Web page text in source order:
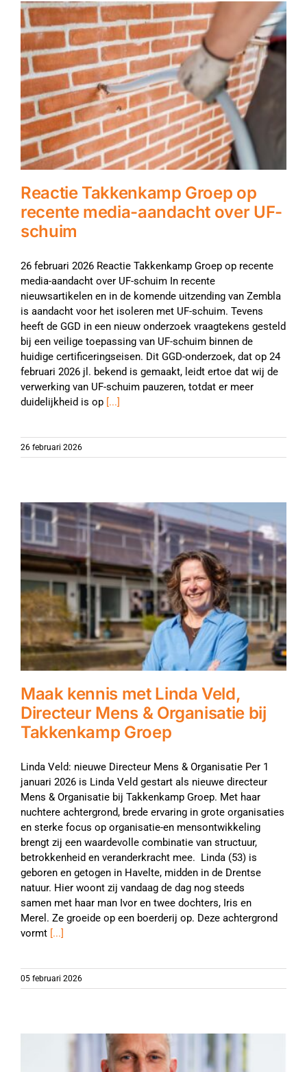
Reactie Takkenkamp Groep op
recente media-aandacht over UF-
schuim
26 februari 2026 Reactie Takkenkamp Groep op recente
media-aandacht over UF-schuim In recente
nieuwsartikelen en in de komende uitzending van Zembla
is aandacht voor het isoleren met UF-schuim. Tevens
heeft de GGD in een nieuw onderzoek vraagtekens gesteld
bij een veilige toepassing van UF-schuim binnen de
huidige certificeringseisen. Dit GGD-onderzoek, dat op 24
februari 2026 jl. bekend is gemaakt, leidt ertoe dat wij de
verwerking van UF-schuim pauzeren, totdat er meer
duidelijkheid is op [...]
26 februari 2026
Maak kennis met Linda Veld,
Directeur Mens & Organisatie bij
Takkenkamp Groep
Linda Veld: nieuwe Directeur Mens & Organisatie Per 1
januari 2026 is Linda Veld gestart als nieuwe directeur
Mens & Organisatie bij Takkenkamp Groep. Met haar
nuchtere achtergrond, brede ervaring in grote organisaties
en sterke focus op organisatie-en mensontwikkeling
brengt zij een waardevolle combinatie van structuur,
betrokkenheid en veranderkracht mee. Linda (53) is
geboren en getogen in Havelte, midden in de Drentse
natuur. Hier woont zij vandaag de dag nog steeds
samen met haar man Ivor en twee dochters, Iris en
Merel. Ze groeide op een boerderij op. Deze achtergrond
vormt [...]
05 februari 2026